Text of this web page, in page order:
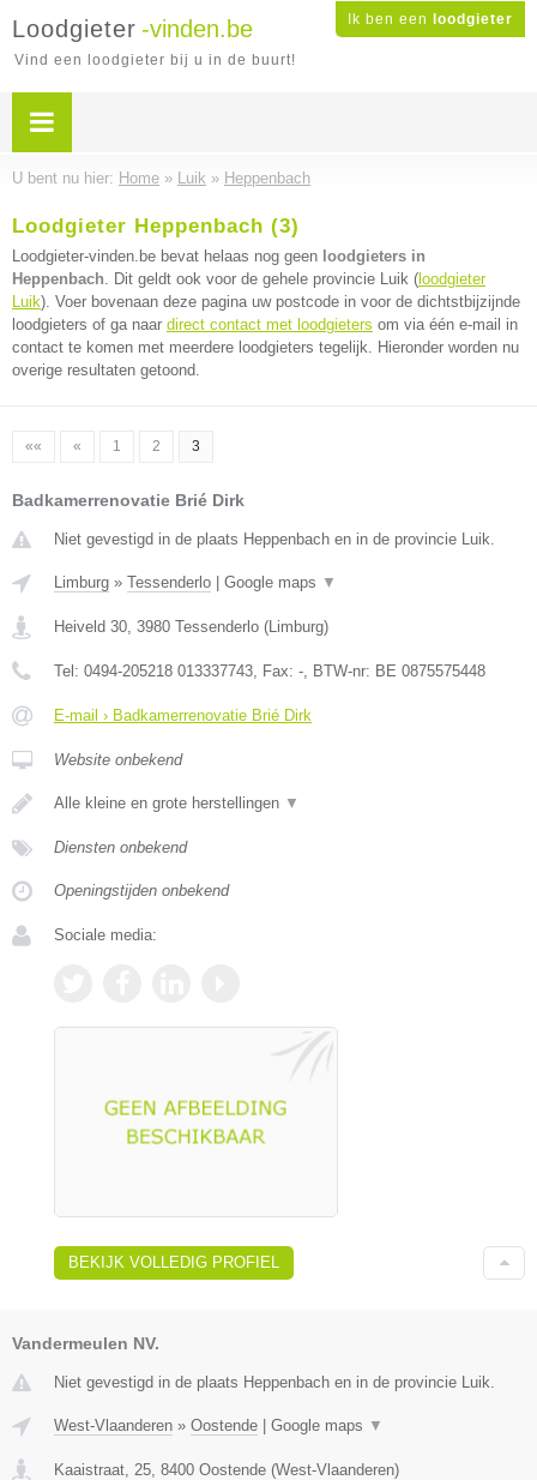
Ik ben een loodgieter
Loodgieter -vinden.be
Vind een loodgieter bij u in de buurt!
U bent nu hier: Home » Luik » Heppenbach
Loodgieter Heppenbach (3)
Loodgieter-vinden.be bevat helaas nog geen loodgieters in
Heppenbach. Dit geldt ook voor de gehele provincie Luik ( loodgieter
Luik). Voer bovenaan deze pagina uw postcode in voor de dichtstbijzijnde
loodgieters of ga naar direct contact met loodgieters om via één e-mail in
contact te komen met meerdere loodgieters tegelijk. Hieronder worden nu
overige resultaten getoond.
«« « 1 2 3
Badkamerrenovatie Brié Dirk
Niet gevestigd in de plaats Heppenbach en in de provincie Luik.
Limburg » Tessenderlo Google maps ▼
Heiveld 30, 3980 Tessenderlo (Limburg)
Tel: 0494-205218 013337743, Fax: -, BTW-nr: BE 0875575448
E-mail › Badkamerrenovatie Brié Dirk
Website onbekend
Alle kleine en grote herstellingen ▼
Diensten onbekend
Openingstijden onbekend
Sociale media:
BEKIJK VOLLEDIG PROFIEL
Vandermeulen NV.
Niet gevestigd in de plaats Heppenbach en in de provincie Luik.
West-Vlaanderen » Oostende | Google maps ▼
Kaaistraat, 25 8400 Oostende (West-Vlaanderen)